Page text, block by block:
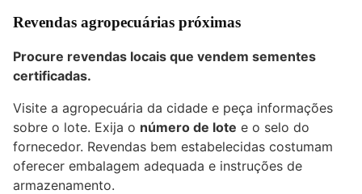
Revendas agropecuárias próximas
Procure revendas locais que vendem sementes
certificadas.
Visite a agropecuária da cidade e peça informações
sobre o lote. Exija o número de lote e o selo do
fornecedor. Revendas bem estabelecidas costumam
oferecer embalagem adequada e instruções de
armazenamento.